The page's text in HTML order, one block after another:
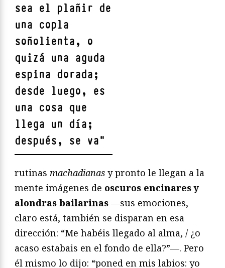
sea el plañir de
una copla
soñolienta, o
quizá una aguda
espina dorada;
desde luego, es
una cosa que
llega un día;
después, se va"
rutinas machadianas y pronto le llegan a la
mente imágenes de oscuros encinares y
alondras bailarinas —sus emociones,
claro está, también se disparan en esa
dirección: “Me habéis llegado al alma, / ¿o
acaso estabais en el fondo de ella?”—. Pero
él mismo lo dijo: “poned en mis labios: yo